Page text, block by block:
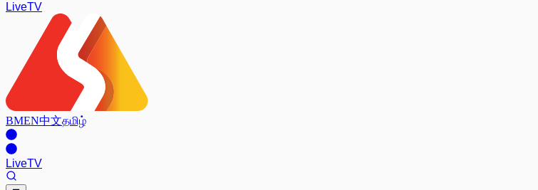
LiveTV
BMEN中文தமிழ்
LiveTV